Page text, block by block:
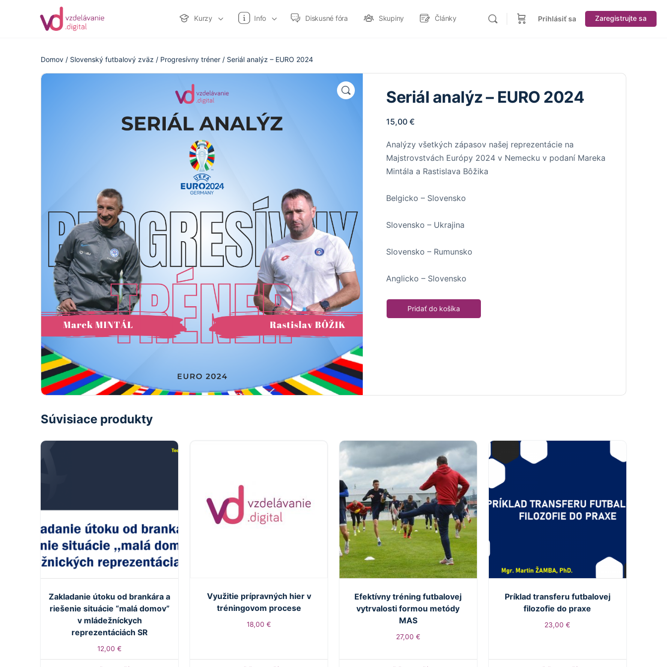
Kurzy Info Diskusné fóra Skupiny Články Prihlásiť sa Zaregistrujte sa
Domov / Slovenský futbalový zväz / Progresívny tréner / Seriál analýz – EURO 2024
Seriál analýz – EURO 2024
15,00€
Analýzy všetkých zápasov našej reprezentácie na
Majstrovstvách Európy 2024 v Nemecku v podaní Mareka
Mintála a Rastislava Bôžika
Belgicko – Slovensko
Slovensko – Ukrajina
Slovensko – Rumunsko
Anglicko – Slovensko
Pridať do košíka
Súvisiace produkty
Zakladanie útoku od brankára a
riešenie situácie “malá domov”
v mládežníckych
reprezentáciách SR
12,00€
Využitie prípravných hier v
tréningovom procese
18,00€
Efektívny tréning futbalovej
vytrvalosti formou metódy
MAS
27,00 €
Príklad transferu futbalovej
filozofie do praxe
23,00€